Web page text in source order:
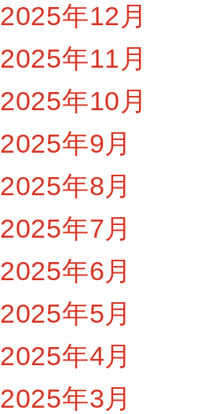
2025年12月
2025年11月
2025年10月
2025年9月
2025年8月
2025年7月
2025年6月
2025年5月
2025年4月
2025年3月